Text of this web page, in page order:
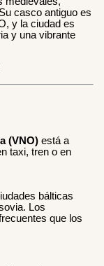
casco antiguo es
y la ciudad es
y una vibrante
(VNO) está a
taxi, tren o en
bálticas
Los
que los